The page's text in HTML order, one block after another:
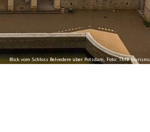
Blick vom Schloss Belvedere über Potsdam, Foto: TMB